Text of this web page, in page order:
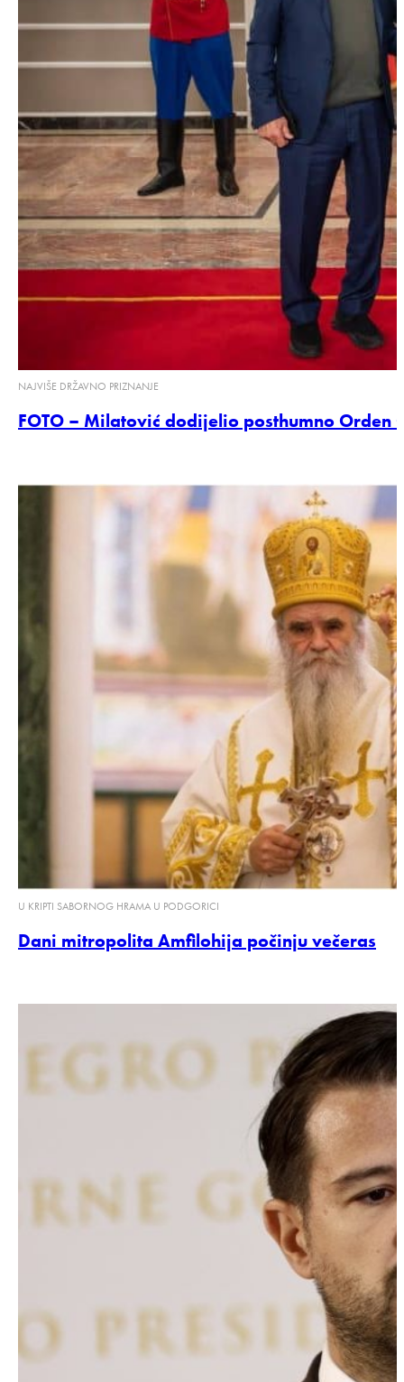
NAJVIŠE DRŽAVNO PRIZNANJE
FOTO – Milatović dodijelio posthumno
U KRIPTI SABORNOG HRAMA U PODGORICI
Dani mitropolita Amfilohija počinju večeras